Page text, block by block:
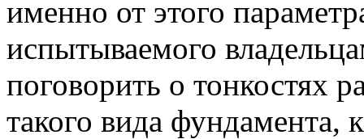
именно от этого
испытываемого
поговорить о тонкостях
такого вида фундамента,